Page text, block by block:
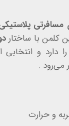
کلمن با ساختار
را دارد و انتخابی
می‌رود .